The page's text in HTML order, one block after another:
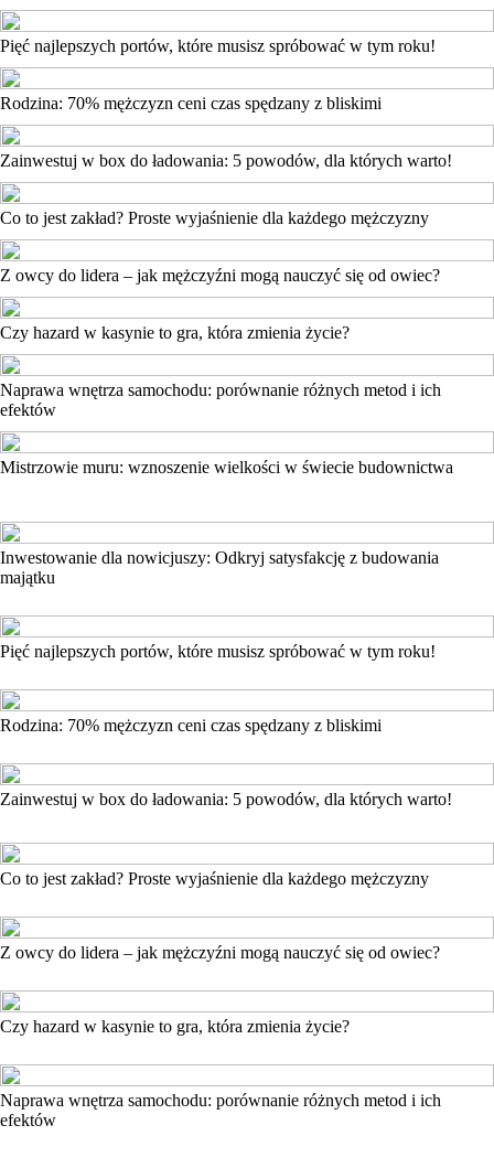
Pięć najlepszych portów, które musisz spróbować w tym roku!
Rodzina: 70% mężczyzn ceni czas spędzany z bliskimi
Zainwestuj w box do ładowania: 5 powodów, dla których warto!
Co to jest zakład? Proste wyjaśnienie dla każdego mężczyzny
Z owcy do lidera – jak mężczyźni mogą nauczyć się od owiec?
Czy hazard w kasynie to gra, która zmienia życie?
Naprawa wnętrza samochodu: porównanie różnych metod i ich
efektów
Mistrzowie muru: wznoszenie wielkości w świecie budownictwa
Inwestowanie dla nowicjuszy: Odkryj satysfakcję z budowania
majątku
Pięć najlepszych portów, które musisz spróbować w tym roku!
Rodzina: 70% mężczyzn ceni czas spędzany z bliskimi
Zainwestuj w box do ładowania: 5 powodów, dla których warto!
Co to jest zakład? Proste wyjaśnienie dla każdego mężczyzny
Z owcy do lidera – jak mężczyźni mogą nauczyć się od owiec?
Czy hazard w kasynie to gra, która zmienia życie?
Naprawa wnętrza samochodu: porównanie różnych metod i ich
efektów